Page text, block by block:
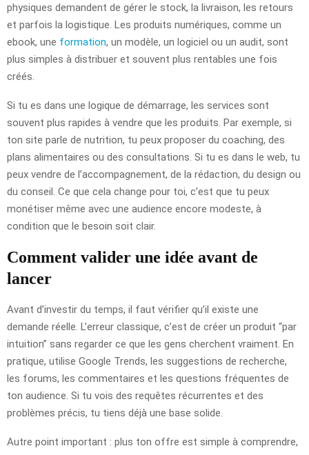
physiques demandent de gérer le stock, la livraison, les retours
et parfois la logistique. Les produits numériques, comme un
ebook, une formation, un modèle, un logiciel ou un audit, sont
plus simples à distribuer et souvent plus rentables une fois
créés.
Si tu es dans une logique de démarrage, les services sont
souvent plus rapides à vendre que les produits. Par exemple, si
ton site parle de nutrition, tu peux proposer du coaching, des
plans alimentaires ou des consultations. Si tu es dans le web, tu
peux vendre de l’accompagnement, de la rédaction, du design ou
du conseil. Ce que cela change pour toi, c’est que tu peux
monétiser même avec une audience encore modeste, à
condition que le besoin soit clair.
Comment valider une idée avant de
lancer
Avant d’investir du temps, il faut vérifier qu’il existe une
demande réelle. L’erreur classique, c’est de créer un produit “par
intuition” sans regarder ce que les gens cherchent vraiment. En
pratique, utilise Google Trends, les suggestions de recherche,
les forums, les commentaires et les questions fréquentes de
ton audience. Si tu vois des requêtes récurrentes et des
problèmes précis, tu tiens déjà une base solide.
Autre point important : plus ton offre est simple à comprendre,